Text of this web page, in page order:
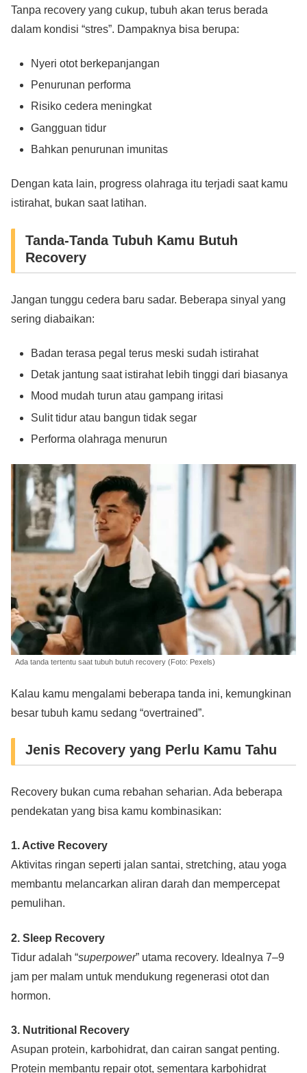
Tanpa recovery yang cukup, tubuh akan terus berada
dalam kondisi “stres”. Dampaknya bisa berupa:
Nyeri otot berkepanjangan
Penurunan performa
Risiko cedera meningkat
Gangguan tidur
Bahkan penurunan imunitas
Dengan kata lain, progress olahraga itu terjadi saat kamu
istirahat, bukan saat latihan.
Tanda-Tanda Tubuh Kamu Butuh
Recovery
Jangan tunggu cedera baru sadar. Beberapa sinyal yang
sering diabaikan:
Badan terasa pegal terus meski sudah istirahat
Detak jantung saat istirahat lebih tinggi dari biasanya
Mood mudah turun atau gampang iritasi
Sulit tidur atau bangun tidak segar
Performa olahraga menurun
Ada tanda tertentu saat tubuh butuh recovery (Foto: Pexels)
Kalau kamu mengalami beberapa tanda ini, kemungkinan
besar tubuh kamu sedang “overtrained”.
Jenis Recovery yang Perlu Kamu Tahu
Recovery bukan cuma rebahan seharian. Ada beberapa
pendekatan yang bisa kamu kombinasikan:
1. Active Recovery
Aktivitas ringan seperti jalan santai, stretching, atau yoga
membantu melancarkan aliran darah dan mempercepat
pemulihan.
2. Sleep Recovery
Tidur adalah “superpower” utama recovery. Idealnya 7–9
jam per malam untuk mendukung regenerasi otot dan
hormon.
3. Nutritional Recovery
Asupan protein, karbohidrat, dan cairan sangat penting.
Protein membantu repair otot, sementara karbohidrat